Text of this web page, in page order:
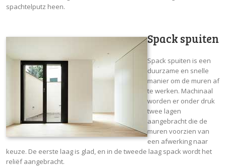
spachtelputz heen.
Spack spuiten
Spack spuiten is een
duurzame en snelle
manier om de muren af
te werken. Machinaal
worden er onder druk
twee lagen
aangebracht die de
muren voorzien van
een afwerking naar
keuze. De eerste laag is glad, en in de tweede laag spack wordt het
reliëf aangebracht.